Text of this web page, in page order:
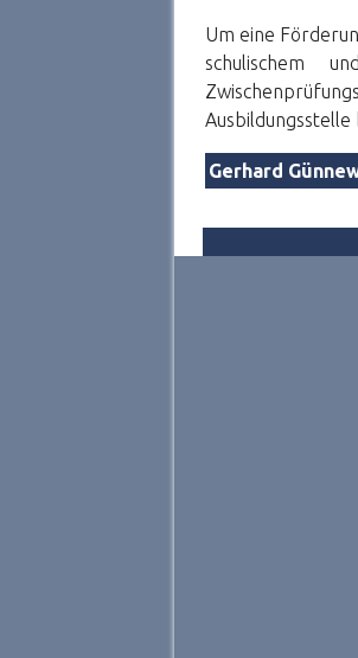
Um eine
schulischem
Gerhard